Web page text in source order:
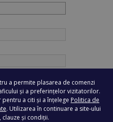
a permite plasarea de comenzi
și a preferințelor vizitatorilor.
a citi și a înțelege Politica de
. Utilizarea în continuare a site-ului
și condiții.